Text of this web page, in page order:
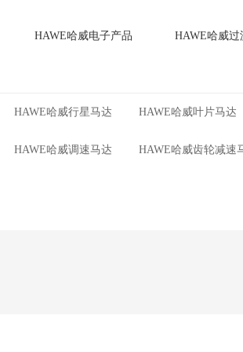
HAWE哈威电子产品 HAWE哈威过
HAWE哈威行星马达 HAWE哈威叶片马达
HAWE哈威调速马达 HAWE哈威齿轮减速